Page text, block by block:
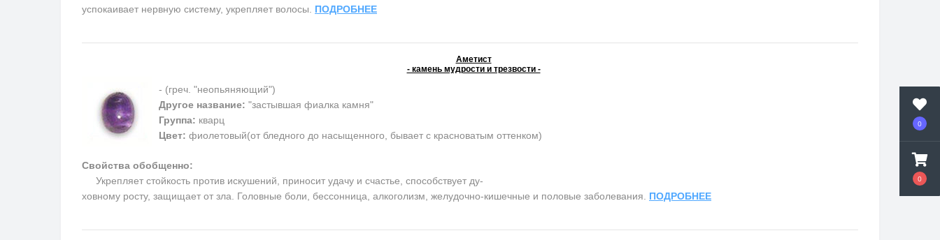
0
0
успокаивает нервную систему, укрепляет волосы. ПОДРОБНЕЕ
Аметист
- камень мудрости и трезвости -
- (греч. "неопьяняющий")
Другое название: "застывшая фиалка камня"
Группа: кварц
Цвет: фиолетовый(от бледного до насыщенного, бывает с красноватым оттенком)
Свойства обобщенно:
Укрепляет стойкость против искушений, приносит удачу и счастье, способствует ду-
ховному росту, защищает от зла. Головные боли, бессонница, алкоголизм, желудочно-кишечные и половые заболевания. ПОДРОБНЕЕ